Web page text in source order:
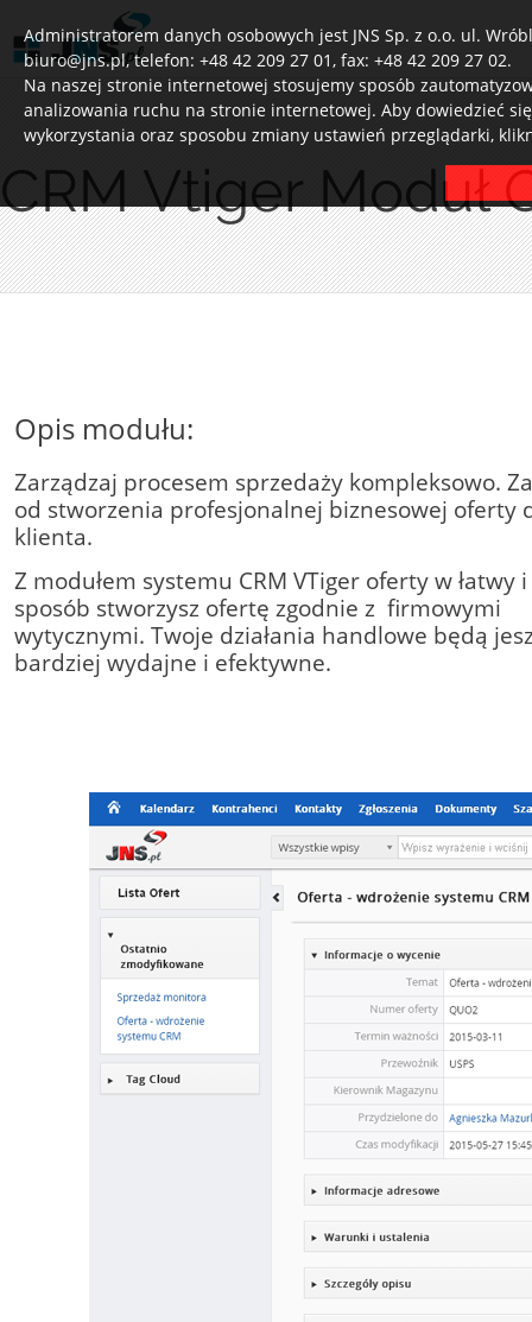
Administratorem danych osobowych jest JNS Sp. z o.o. ul.
biuro@jns.pl, telefon: +48 42 209 27 01, fax: +48 42 209 27 02.
Na naszej stronie internetowej stosujemy sposób
analizowania ruchu na stronie internetowej. Aby dowiedzieć
wykorzystania oraz sposobu zmiany ustawień przeglądarki,
CRM Vtiger Moduł
Opis modułu:
Zarządzaj procesem sprzedaży kompleksowo.
od stworzenia profesjonalnej biznesowej oferty
klienta.
Z modułem systemu CRM VTiger oferty w łatwy
sposób stworzysz ofertę zgodnie z firmowymi
wytycznymi. Twoje działania handlowe będą
bardziej wydajne i efektywne.